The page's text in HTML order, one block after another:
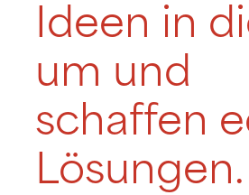
Ideen in
um und
schaffen
Lösungen.